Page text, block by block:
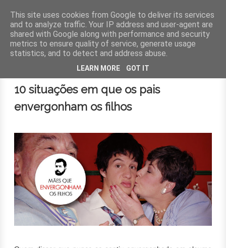
MENU
18 de outubro de 2016
10 situações em que os pais
envergonham os filhos
This site uses cookies from Google to deliver its services
and to analyze traffic. Your IP address and user-agent are
shared with Google along with performance and security
metrics to ensure quality of service, generate usage
statistics, and to detect and address abuse.
LEARN MORE GOT IT